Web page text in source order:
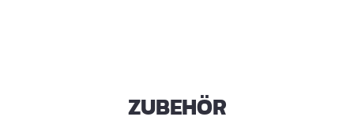
Produktgalerie überspringenZUBEHÖR